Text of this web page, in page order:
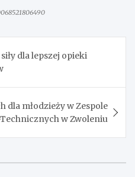
dla lepszej opieki
dla młodzieży w Zespole
w Zwoleniu